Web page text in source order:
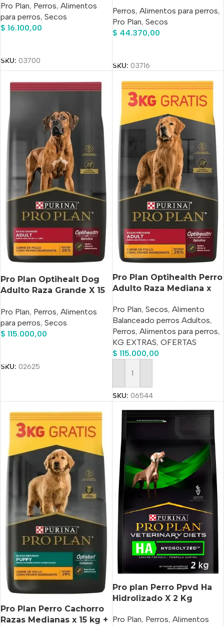
Pro Plan, Perros, Alimentos
para perros, Secos
$ 16.100,00
SKU: 03700
Arroz x 3 kg
Perros, Alimentos para perros,
Pro Plan, Secos
$ 44.370,00
SKU: 03716
Pro Plan Optihealt Dog
Adulto Raza Grande X 15
Pro Plan, Perros, Alimentos
para perros, Secos
$ 115.000,00
SKU: 02625
Pro Plan Optihealth Perro
Adulto Raza Mediana x
Pro Plan, Secos, Alimento
Balanceado perros Adultos,
Perros, Alimentos para perros,
KG EXTRAS, OFERTAS
$ 115.000,00
Añadir Al Carrito
SKU: 06544
Pro Plan Perro Cachorro
Razas Medianas x 15 kg +
Pro plan Perro Ppvd Ha
Hidrolizado X 2 Kg
Pro Plan, Perros, Alimentos